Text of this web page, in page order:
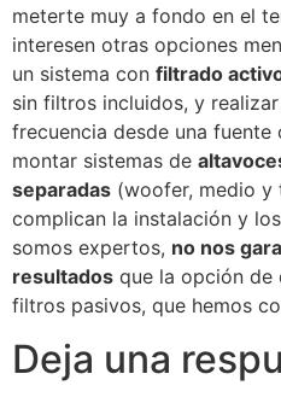
meterte muy a fondo en el
interesen otras opciones
un sistema con filtrado
sin filtros incluidos, y
frecuencia desde una
montar sistemas de
separadas (woofer, medio y
complican la instalación y
somos expertos, no nos
resultados que la opción de
filtros pasivos, que hemos
Deja una